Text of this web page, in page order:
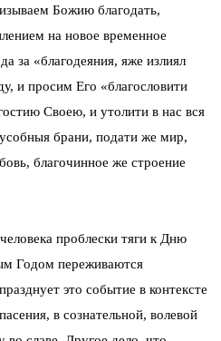
Божию благодать,
на новое временное
за «благодеяния, яже излиял
и просим Его «благословити
Своею, и утолити в нас вся
брани, подати же мир,
благочинное же строение
проблески тяги к Дню
Годом переживаются
это событие в контексте
в сознательной, волевой